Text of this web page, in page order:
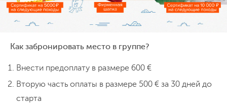
Сегодня нас ждёт утреннее сафари,ведь
многие животные наиболее активны в
мы даже можем встретить рассвет в
саванне.
винодельческий район Франчхук.
Как забронировать место в группе?
Внести предоплату в размере 600 €
Вторую часть оплаты в размере 500 € за 30 дней до
старта